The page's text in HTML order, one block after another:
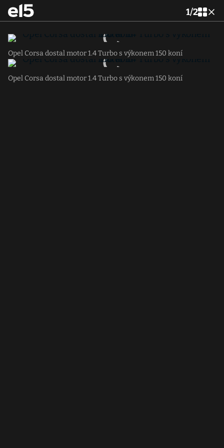
1/2
Opel Corsa dostal motor 1.4 Turbo s výkonem 150 koní
Opel Corsa dostal motor 1.4 Turbo s výkonem 150 koní